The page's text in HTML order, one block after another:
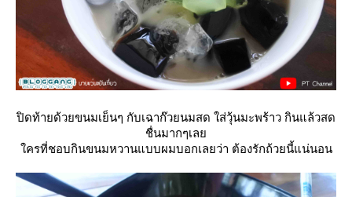
ปิดท้ายด้วยขนมเย็นๆ กับเฉาก๊วยนมสด ใส่วุ้นมะพร้าว กินแล้วสด
ชื่นมากๆเล
ครที่ชอบกินขนมหวานแบบผมบอกเลยว่า ต้องรักถ้วยนี้แน่นอน